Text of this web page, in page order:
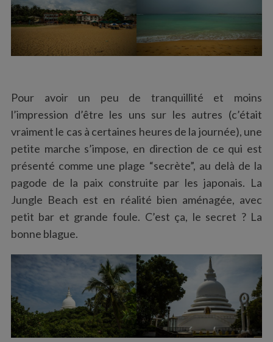
Pour avoir un peu de tranquillité et moins
l’impression d’être les uns sur les autres (c’était
vraiment le cas à certaines heures de la journée), une
petite marche s’impose, en direction de ce qui est
présenté comme une plage “secrète”, au delà de la
pagode de la paix construite par les japonais. La
Jungle Beach est en réalité bien aménagée, avec
petit bar et grande foule. C’est ça, le secret ? La
bonne blague.